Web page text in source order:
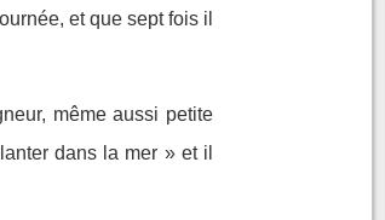
et que sept fois il
même aussi petite
dans la mer » et il